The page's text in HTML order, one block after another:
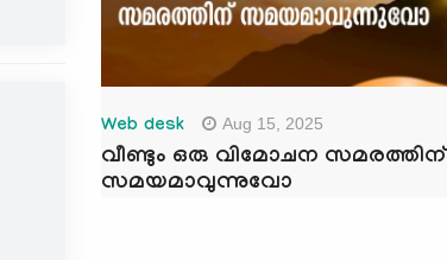
Web desk Aug 15, 2025
വീണ്ടും ഒരു വിമോചന സമരത്തിന്
സമയമാവുന്നുവോ